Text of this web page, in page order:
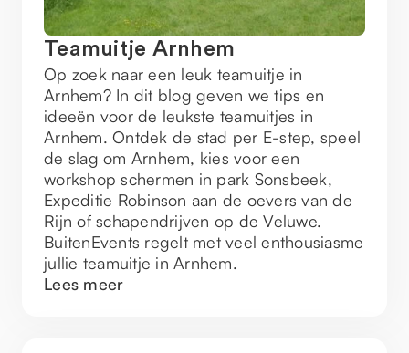
Teamuitje Arnhem
Op zoek naar een leuk teamuitje in
Arnhem? In dit blog geven we tips en
ideeën voor de leukste teamuitjes in
Arnhem. Ontdek de stad per E-step, speel
de slag om Arnhem, kies voor een
workshop schermen in park Sonsbeek,
Expeditie Robinson aan de oevers van de
Rijn of schapendrijven op de Veluwe.
BuitenEvents regelt met veel enthousiasme
jullie teamuitje in Arnhem.
Lees meer